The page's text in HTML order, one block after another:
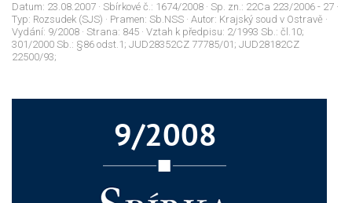
Datum: 23.08.2007 · Sbírkové č.: 1674/2008 · Sp. zn.: 22Ca 223/2006 - 27 ·
Typ: Rozsudek (SJS) · Pramen: Sb.NSS · Autor: Krajský soud v Ostravě ·
Vydání: 9/2008 · Strana: 845 · Vztah k předpisu: 2/1993 Sb.: čl.10;
301/2000 Sb.: §86 odst.1; JUD28352CZ 77785/01; JUD28182CZ
22500/93;